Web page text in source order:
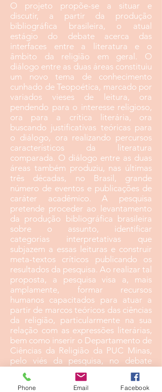
O projeto propõe-se a situar e
discutir, a partir da produção
bibliográfica brasileira, o atual
estágio do debate acerca das
interfaces entre a literatura e o
âmbito da religião em geral. O
diálogo entre as duas áreas constituiu
um novo tema de conhecimento
cunhado de Teopoética, marcado por
variados vieses de leitura, ora
pendendo para o interesse religioso,
ora para a crítica literária, ora
buscando justificativas teóricas para
o diálogo, ora realizando percursos
característicos da literatura
comparada. O diálogo entre as duas
áreas também produziu, nas últimas
três décadas, no Brasil, grande
número de eventos e publicações de
caráter acadêmico. A pesquisa
pretende proceder ao levantamento
da produção bibliográfica brasileira
sobre o assunto, identificar
categorias interpretativas que
subjazem a essas leituras e construir
meta-textos críticos publicando os
resultados da pesquisa. Ao realizar tal
proposta, a pesquisa visa a, mais
amplamente, formar recursos
humanos capacitados para atuar a
partir de marcos teóricos das ciências
da religião, particularmente na sua
relação com as expressões literárias,
bem como inserir o Departamento de
Ciências da Religião da PUC Minas,
pelo viés da pesquisa, no debate
acadêmico sobre as interfaces entre
religião e literatura.
Phone Email Facebook